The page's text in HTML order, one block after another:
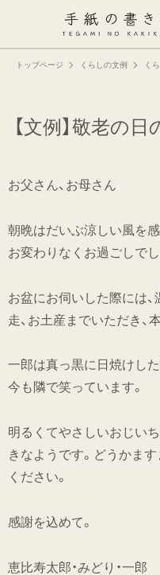
トップページ くらしの文例 く
【文例】敬老の日
お父さん、お母さん
朝晩はだいぶ涼しい風を感
お変わりなくお過ごしでし
お盆にお伺いした際には
走、お土産までいただき、
一郎は真っ黒に日焼けした
今も隣で笑っています。
明るくてやさしいおじい
きなようです。どうかま
ください。
感謝を込めて。
恵比寿太郎・みどり・一郎
手紙の基本
仕事の手紙の書き方
ミドリオフィシャルサ